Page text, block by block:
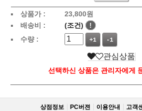
상품가 : 23,800원
배송비 :
(조건)
!
수량 :
+1 -1
관심상품
선택하신 상품은 관리자에게
상점정보 PC버젼 이용안내 고객